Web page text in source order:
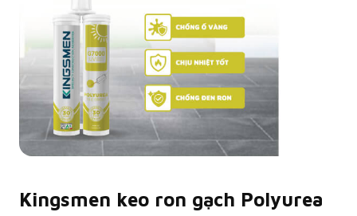
Kingsmen keo ron gạch Polyurea